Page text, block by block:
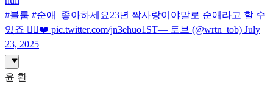
#블룸 #순애_좋아하세요23년 짝사랑이야말로 순애라고 할 수
있죠 🙂‍↕️❤️ pic.twitter.com/jn3ehuo1ST— 토브 (@wrtn_tob) July
23, 2025
윤 환